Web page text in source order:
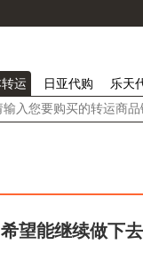
运 日亚代购 乐天
望能继续做下去